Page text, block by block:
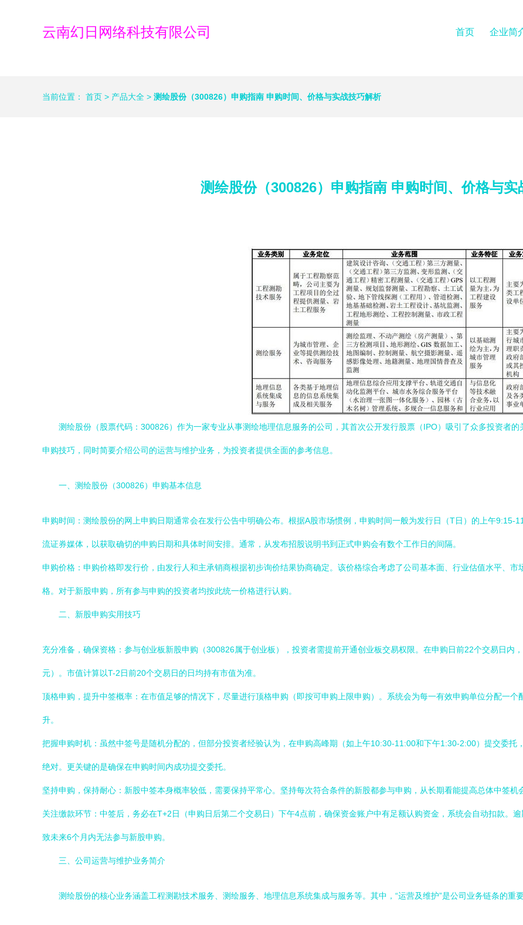
云南幻日网络科技有限公司 首页 企业简
当前位置： 首页 > 产品大全 > 测绘股份（300826）申购指南 申购时间、价格与实战技巧解析
测绘股份（300826）申购指南 申购时间、价格与实
测绘股份（股票代码：300826）作为一家专业从事测绘地理信息服务的公司，其首次公开发行股票（IPO）吸引了众多投资者
申购技巧，同时简要介绍公司的运营与维护业务，为投资者提供全面的参考信息。
一、测绘股份（300826）申购基本信息
申购时间：测绘股份的网上申购日期通常会在发行公告中明确公布。根据A股市场惯例，申购时间一般为发行日（T日）的上午9:15-
流证券媒体，以获取确切的申购日期和具体时间安排。通常，从发布招股说明书到正式申购会有数个工作日的间隔。
申购价格：申购价格即发行价，由发行人和主承销商根据初步询价结果协商确定。该价格综合考虑了公司基本面、行业估值水平、
格。对于新股申购，所有参与申购的投资者均按此统一价格进行认购。
二、新股申购实用技巧
充分准备，确保资格：参与创业板新股申购（300826属于创业板），投资者需提前开通创业板交易权限。在申购日前22个交易日内
元）。市值计算以T-2日前20个交易日的日均持有市值为准。
顶格申购，提升中签概率：在市值足够的情况下，尽量进行顶格申购（即按可申购上限申购）。系统会为每一有效申购单位分配一
升。
把握申购时机：虽然中签号是随机分配的，但部分投资者经验认为，在申购高峰期（如上午10:30-11:00和下午1:30-2:00）提交委
绝对。更关键的是确保在申购时间内成功提交委托。
坚持申购，保持耐心：新股中签本身概率较低，需要保持平常心。坚持每次符合条件的新股都参与申购，从长期看能提高总体中签机
关注缴款环节：中签后，务必在T+2日（申购日后第二个交易日）下午4点前，确保资金账户中有足额认购资金，系统会自动扣款。
致未来6个月内无法参与新股申购。
三、公司运营与维护业务简介
测绘股份的核心业务涵盖工程测勘技术服务、测绘服务、地理信息系统集成与服务等。其中，“运营及维护”是公司业务链条的重